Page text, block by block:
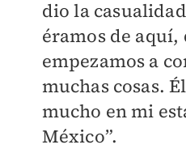
dio la
éramos de
empezamos a
muchas cosas.
mucho en mi
México”.